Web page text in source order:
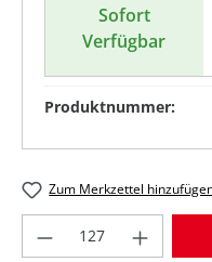
Sofort
Verfügbar
Produktnummer:
Zum Merkzettel
Produkt